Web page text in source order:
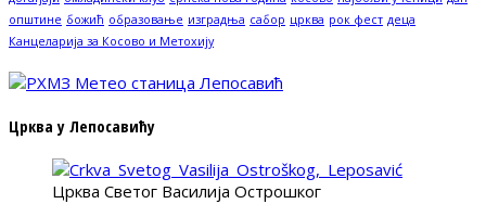
општине божић образовање изградња сабор црква рок фест деца
Канцеларија за Косово и Метохију
Црква у Лепосавићу
Црква Светог Василија Острошког